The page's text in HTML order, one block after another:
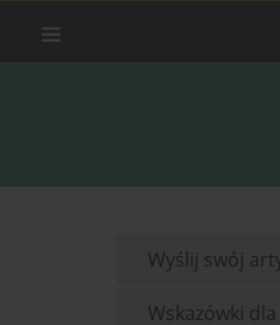
Wyślij swój
Wskazówki